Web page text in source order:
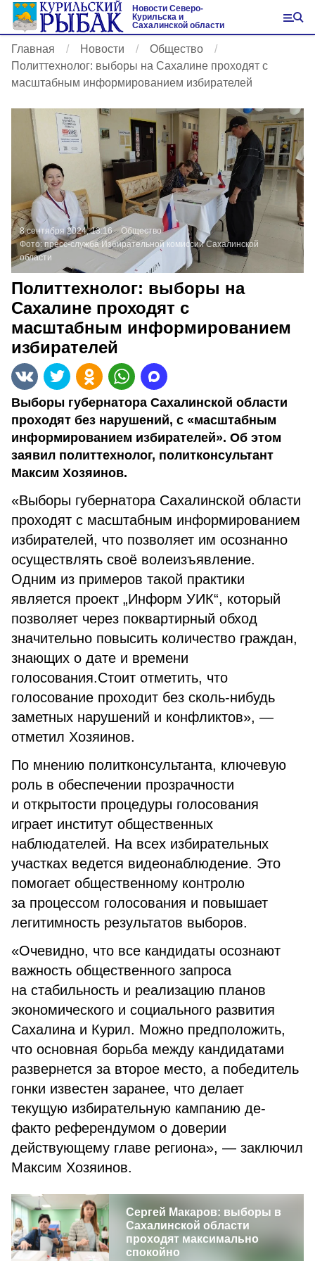
Новости Северо-
Курильска и
Сахалинской области
Главная Новости
Общество
Политтехнолог: выборы на Сахалине проходят с
масштабным информированием избирателей
8 сентября 2024, 13:16
Общество
Фото:пресс-служба Избирательной комиссии Сахалинской
области
Политтехнолог: выборы на
Сахалине проходят с
масштабным информированием
избирателей
Выборы губернатора Сахалинской области
проходят без нарушений, с «масштабным
информированием избирателей». Об этом
заявил политтехнолог, политконсультант
Максим Хозяинов.
«Выборы губернатора Сахалинской области
проходят с масштабным информированием
избирателей, что позволяет им осознанно
осуществлять своё волеизъявление.
Одним из примеров такой практики
является проект „Информ УИК“, который
позволяет через поквартирный обход
значительно повысить количество граждан,
знающих о дате и времени
голосования.Стоит отметить, что
голосование проходит без сколь-нибудь
заметных нарушений и конфликтов», —
отметил Хозяинов.
По мнению политконсультанта, ключевую
роль в обеспечении прозрачности
и открытости процедуры голосования
играет институт общественных
наблюдателей. На всех избирательных
участках ведется видеонаблюдение. Это
помогает общественному контролю
за процессом голосования и повышает
легитимность результатов выборов.
«Очевидно, что все кандидаты осознают
важность общественного запроса
на стабильность и реализацию планов
экономического и социального развития
Сахалина и Курил. Можно предположить,
что основная борьба между кандидатами
развернется за второе место, а победитель
гонки известен заранее, что делает
текущую избирательную кампанию де-
факто референдумом о доверии
действующему главе региона», — заключил
Максим Хозяинов.
Сергей Макаров: выборы в
Сахалинской области
проходят максимально
спокойно